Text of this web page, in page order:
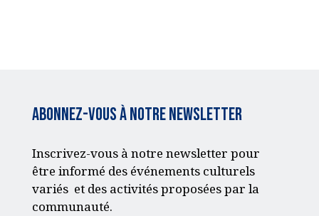
Abonnez-vous à notre Newsletter
Inscrivez-vous à notre newsletter pour
être informé des événements culturels
variés et des activités proposées par la
communauté.